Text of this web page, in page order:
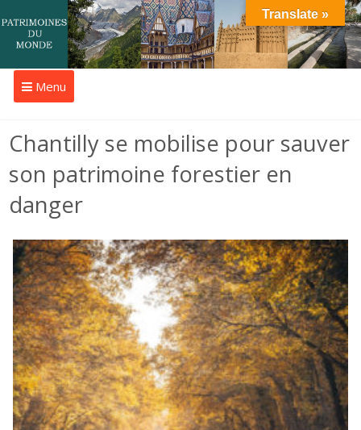
Menu
Chantilly se mobilise pour sauver
son patrimoine forestier en
danger
Translate »